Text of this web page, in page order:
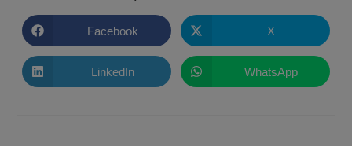
Facebook X
LinkedIn WhatsApp